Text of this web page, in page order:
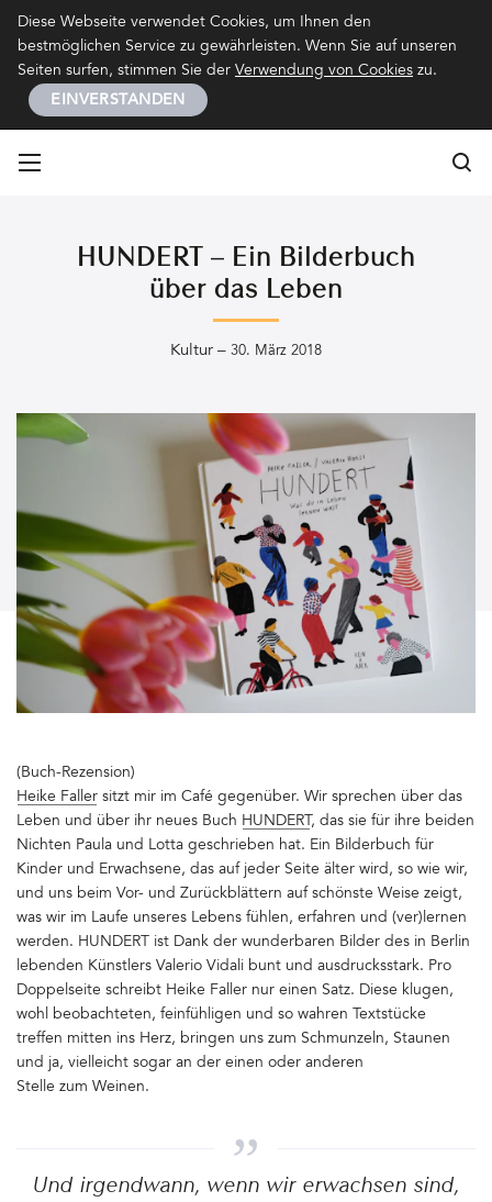
Diese Webseite verwendet Cookies, um Ihnen den
bestmöglichen Service zu gewährleisten. Wenn Sie auf unseren
Seiten surfen, stimmen Sie der Verwendung von Cookies zu.
EINVERSTANDEN
HUNDERT – Ein Bilderbuch
über das Leben
Kultur – 30. März 2018
(Buch-Rezension)
Heike Faller sitzt mir im Café gegenüber. Wir sprechen über das
Leben und über ihr neues Buch HUNDERT , das sie für ihre beiden
Nichten Paula und Lotta geschrieben hat. Ein Bilderbuch für
Kinder und Erwachsene, das auf jeder Seite älter wird, so wie wir,
und uns beim Vor- und Zurückblättern auf schönste Weise zeigt,
was wir im Laufe unseres Lebens fühlen, erfahren und (ver)lernen
werden. HUNDERT ist Dank der wunderbaren Bilder des in Berlin
lebenden Künstlers Valerio Vidali bunt und ausdrucksstark. Pro
Doppelseite schreibt Heike Faller nur einen Satz. Diese klugen,
wohl beobachteten, feinfühligen und so wahren Textstücke
treffen mitten ins Herz, bringen uns zum Schmunzeln, Staunen
und ja, vielleicht sogar an der einen oder anderen
Stelle zum Weinen.
Und irgendwann, wenn wir erwachsen sind,